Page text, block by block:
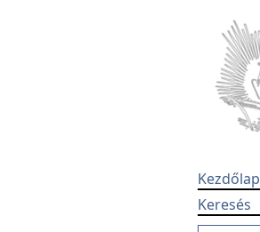
Kezdőlap
Keresés